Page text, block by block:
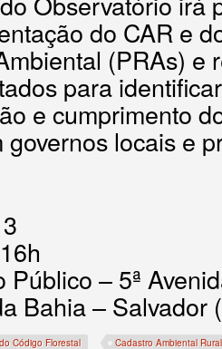
do CAR e
(PRAs) e
para
e cumprimento
locais e
Público – 5ª
Bahia – Salvador
Código Florestal Cadastro Ambiental